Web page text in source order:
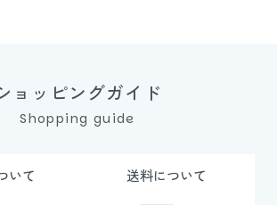
ョッピングガイド
Shopping guide
いて 送料について